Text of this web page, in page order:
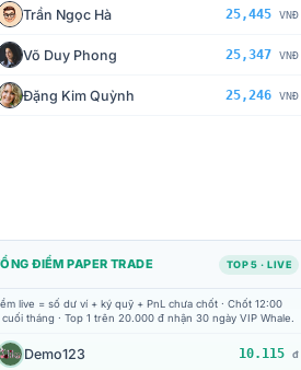
Trần Ngọc Hà 25,445 VNĐ
Võ Duy Phong 25,347 VNĐ
Đặng Kim Quỳnh 25,246 VNĐ
ĐIỂM PAPER TRADE TOP 5 · LIVE
live = số dư ví + ký quỹ + PnL chưa chốt · Chốt 12:00
tháng · Top 1 trên 20.000 đ nhận 30 ngày VIP Whale.
Demo123 10.115 đ